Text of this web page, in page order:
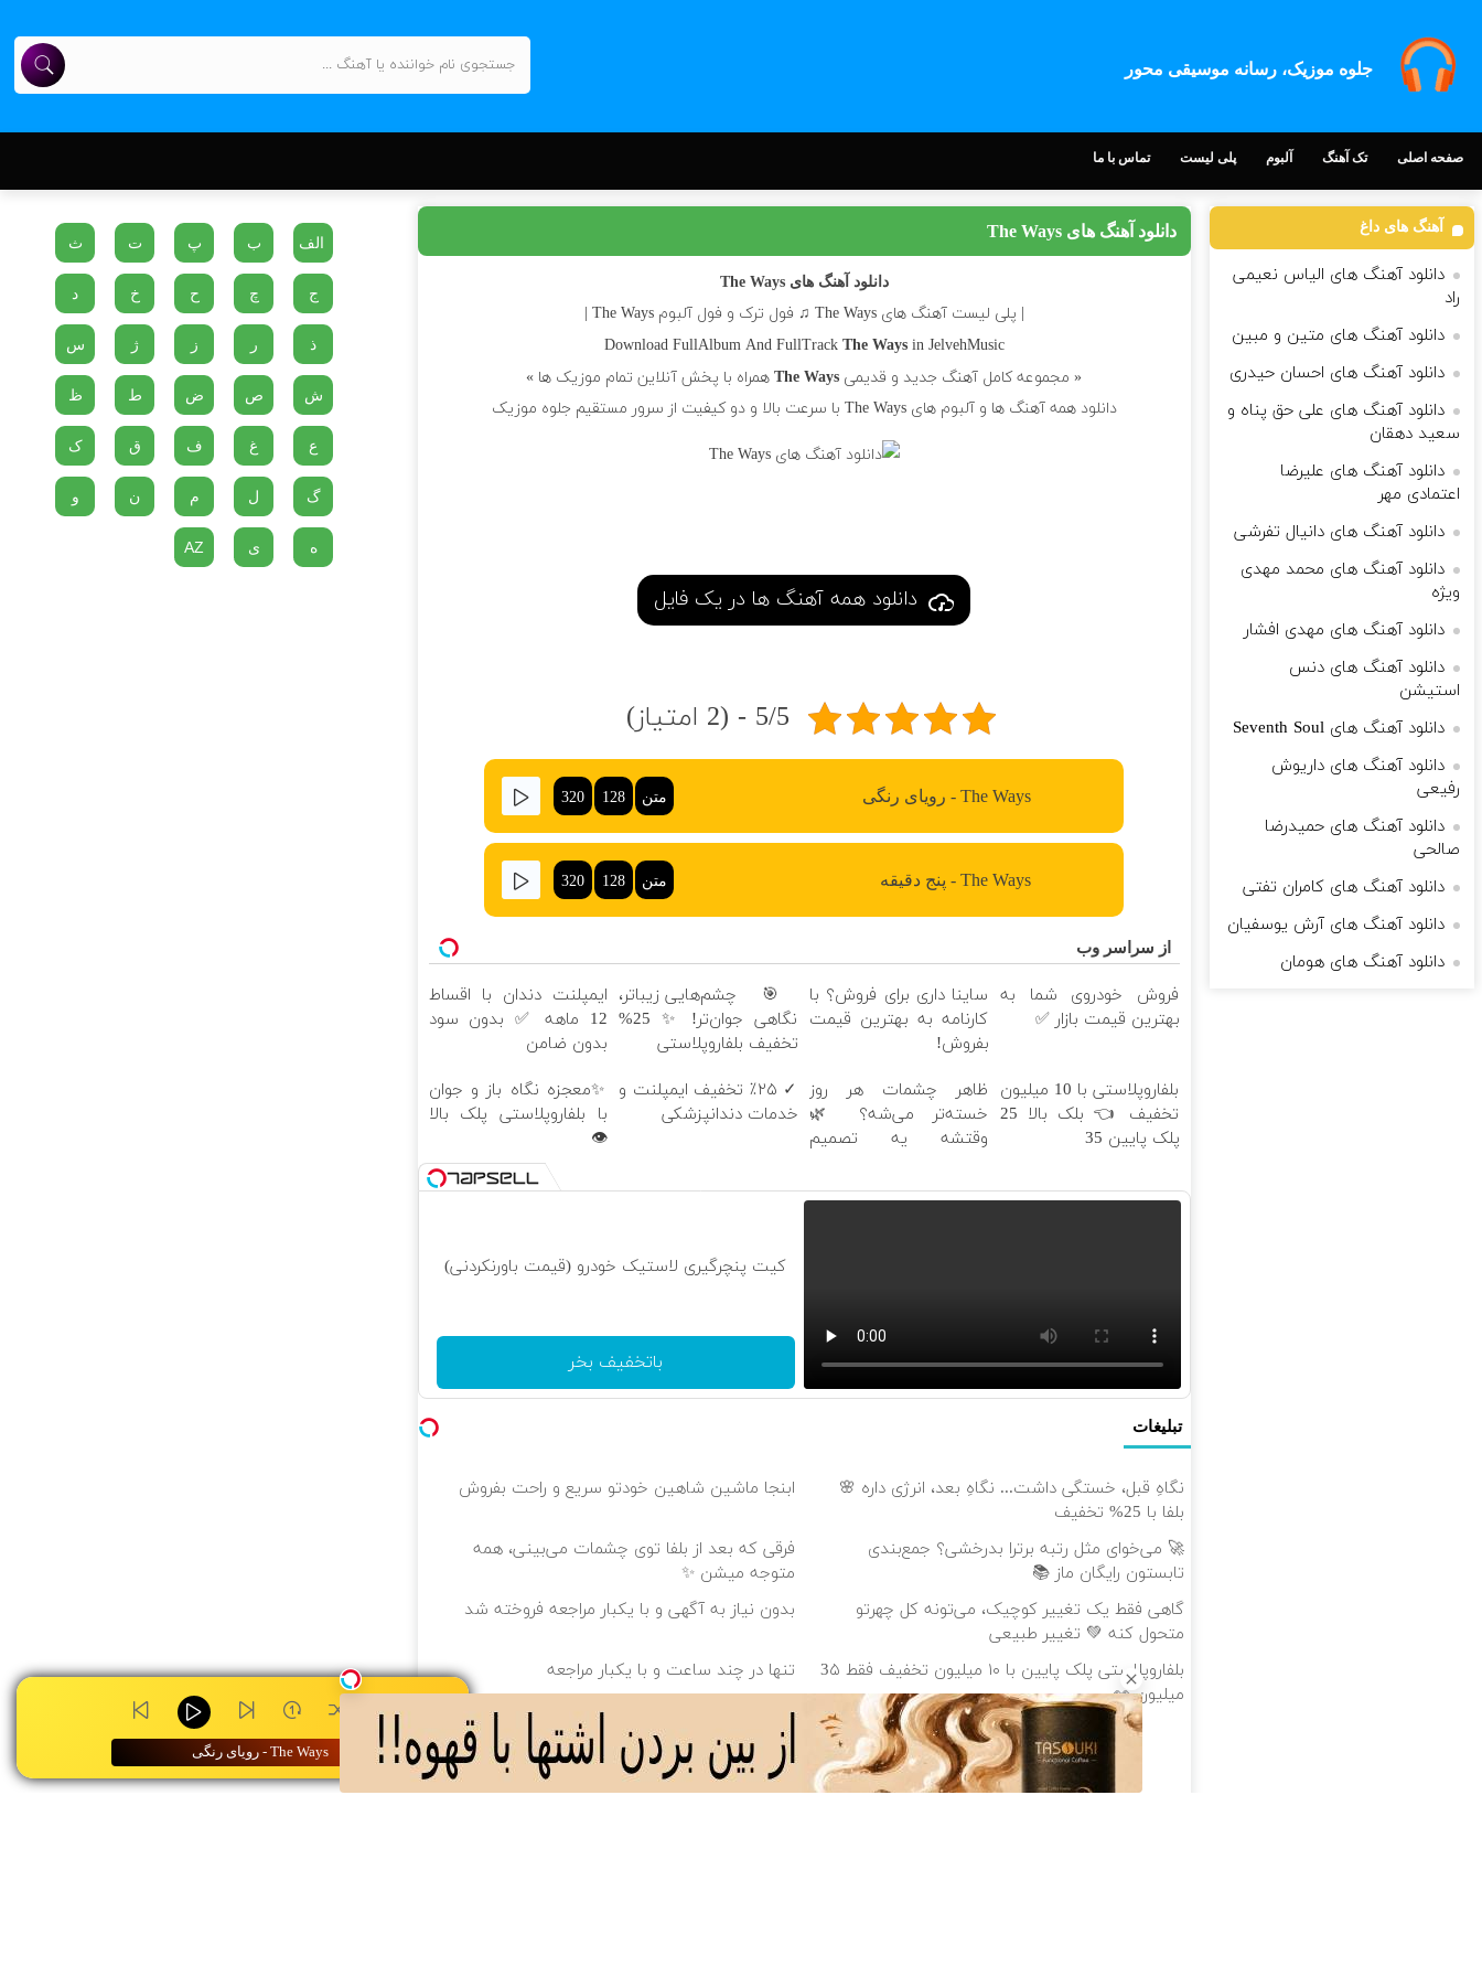
جلوه موزیک، رسانه موسیقی محور
صفحه اصلی تک آهنگ آلبوم پلی لیست تماس با ما
دانلود آهنگ های The Ways
دانلود آهنگ های The Ways
| پلی لیست آهنگ های The Ways ♫ فول ترک و فول آلبوم The Ways |
Download FullAlbum And FullTrack The Ways in JelvehMusic
« مجموعه کامل آهنگ جدید و قدیمی The Waysهمراه با پخش آنلاین تمام موزیک ها »
دانلود همه آهنگ ها و آلبوم های The Ways با سرعت بالا و دو کیفیت از سرور مستقیم جلوه موزیک
دانلود همه آهنگ ها در یک فایل
5/5 - (2 امتیاز)
The Ways - رویای رنگی متن 128
320
The Ways - پنج دقیقه متن 128
320
از سراسر وب
فروش خودروی شما به
بهترین قیمت بازار ✅
ساینا داری برای فروش؟ با
کارنامه به بهترین قیمت
بفروش!
🎯 چشم‌هایی زیباتر،
نگاهی جوان‌تر! ✨ 25%
تخفیف بلفاروپلاستی
ایمپلنت دندان با اقساط
12 ماهه ✅ بدون سود
بدون ضامن
بلفاروپلاستی با 10 میلیون
تخفیف 👈 بلک بالا 25
پلک پایین 35
ظاهر چشمات هر روز
خسته‌تر می‌شه؟ 🌿
وقتشه یه تصمیم
✓ ٪۲۵ تخفیف ایمپلنت و
خدمات دندانپزشکی
✨معجزه نگاه باز و جوان
با بلفاروپلاستی پلک بالا
👁️
کیت پنچرگیری لاستیک خودرو (قیمت باورنکردنی)
باتخفیف بخر
تبلیغات
نگاهِ قبل، خستگی داشت... نگاهِ بعد، انرژی داره 🌸
بلفا با 25% تخفیف
ابنجا ماشین شاهین خودتو سریع و راحت بفروش
🚀 می‌خوای مثل رتبه برترا بدرخشی؟ جمع‌بندی
تابستون رایگان ماز 📚
فرقی که بعد از بلفا توی چشمات می‌بینی، همه
متوجه میشن ✨
گاهی فقط یک تغییر کوچیک، می‌تونه کل چهرتو
متحول کنه 💚 تغییر طبیعی
بدون نیاز به آگهی و با یکبار مراجعه فروخته شد
بلفاروپلاستی پلک پایین با ۱۰ میلیون تخفیف فقط 3۵
میلیون 👀
تنها در چند ساعت و با یکبار مراجعه
دانلود از جلوه موزیک نیم بها و نصف حجم می باشد پس راحت دانلود کنید
آهنگ های داغ
دانلود آهنگ های الیاس نعیمی
راد
دانلود آهنگ های متین و مبین
دانلود آهنگ های احسان حیدری
دانلود آهنگ های علی حق پناه و
سعید دهقان
دانلود آهنگ های علیرضا
اعتمادی مهر
دانلود آهنگ های دانیال تفرشی
دانلود آهنگ های محمد مهدی
ویژه
دانلود آهنگ های مهدی افشار
دانلود آهنگ های دنس
استیشن
دانلود آهنگ های Seventh Soul
دانلود آهنگ های داریوش
رفیعی
دانلود آهنگ های حمیدرضا
صالحی
دانلود آهنگ های کامران تفتی
دانلود آهنگ های آرش یوسفیان
دانلود آهنگ های هومان
الف ب پ ت ث
ج چ ح خ د
ذ ر ز ژ س
ش ص ض ط ظ
ع غ ف ق ک
گ ل م ن و
ه ی AZ
رویای رنگی - The Ways 0:00